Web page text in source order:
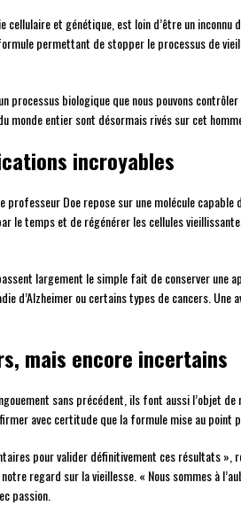
cellulaire et génétique, est loin d’être un
permettant de stopper le processus de
processus biologique que nous pouvons
monde entier sont désormais rivés sur cet
incroyables
professeur Doe repose sur une molécule
le temps et de régénérer les cellules
largement le simple fait de conserver
d’Alzheimer ou certains types de cancers.
mais encore incertains
sans précédent, ils font aussi l’objet
avec certitude que la formule mise au
pour valider définitivement ces résultats
regard sur la vieillesse. « Nous sommes à
passion.